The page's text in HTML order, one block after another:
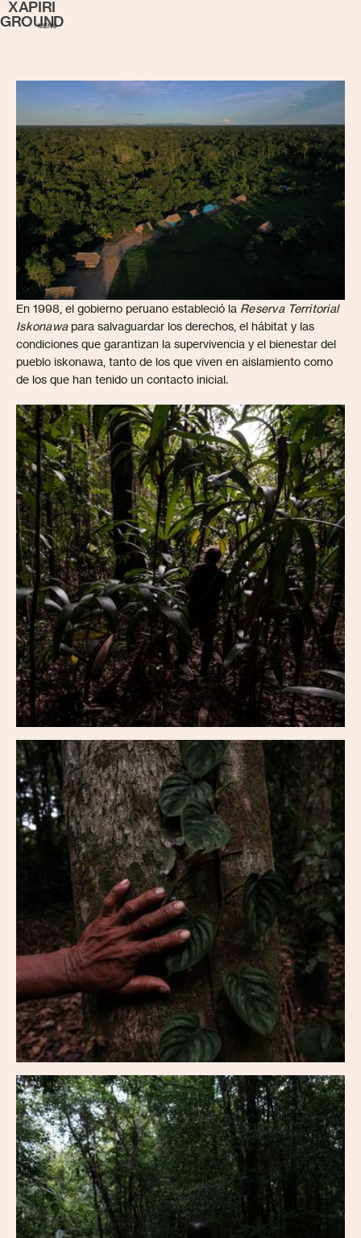
MENÚ
XAPIRI
GROUND
En 1998, el gobierno peruano estableció la Reserva Territorial
Iskonawapara salvaguardar los derechos, el hábitat y las
condiciones que garantizan la supervivencia y el bienestar del
pueblo iskonawa, tanto de los que viven en aislamiento como
de los que han tenido un contacto inicial.